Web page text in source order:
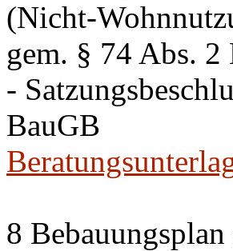
(Nicht-
gem. § 74 Abs.
-
BauGB
8